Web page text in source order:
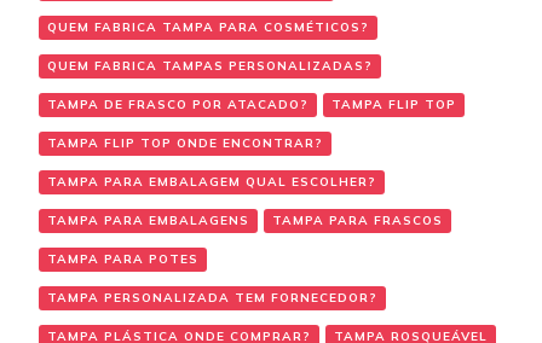
QUEM FABRICA TAMPA PARA COSMÉTICOS?
QUEM FABRICA TAMPAS PERSONALIZADAS?
TAMPA DE FRASCO POR ATACADO? TAMPA FLIP TOP
TAMPA FLIP TOP ONDE ENCONTRAR?
TAMPA PARA EMBALAGEM QUAL ESCOLHER?
TAMPA PARA EMBALAGENS TAMPA PARA FRASCOS
TAMPA PARA POTES
TAMPA PERSONALIZADA TEM FORNECEDOR?
TAMPA PLÁSTICA ONDE COMPRAR? TAMPA ROSQUEÁVEL